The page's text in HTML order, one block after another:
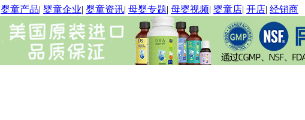
婴童产品| 婴童企业| 婴童资讯| 母婴专题| 母婴视频| 婴童店| 开店| 经销商